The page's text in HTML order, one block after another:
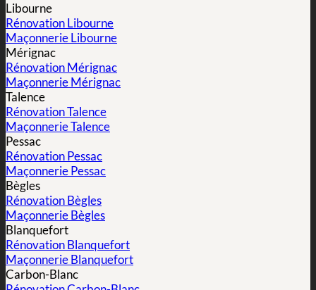
Libourne
Rénovation Libourne
Maçonnerie Libourne
Mérignac
Rénovation Mérignac
Maçonnerie Mérignac
Talence
Rénovation Talence
Maçonnerie Talence
Pessac
Rénovation Pessac
Maçonnerie Pessac
Bègles
Rénovation Bègles
Maçonnerie Bègles
Blanquefort
Rénovation Blanquefort
Maçonnerie Blanquefort
Carbon-Blanc